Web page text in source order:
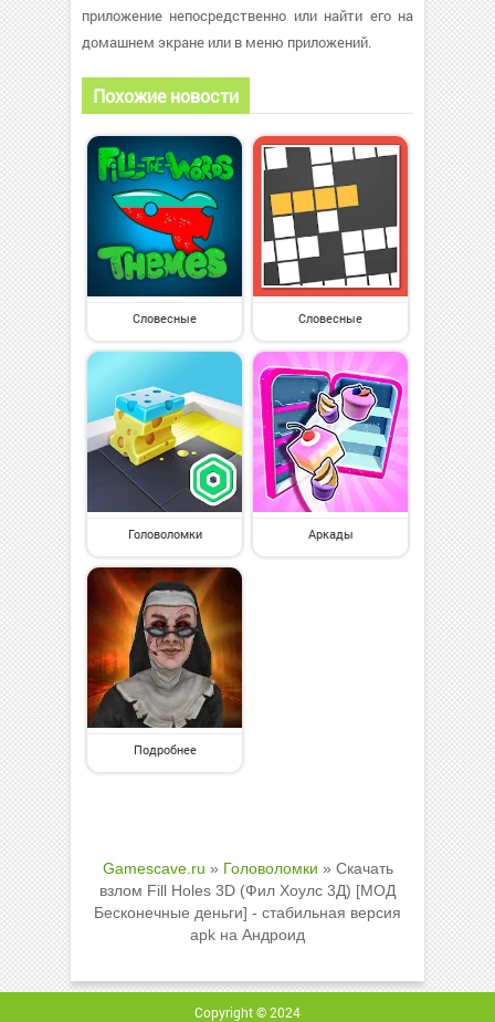
приложение непосредственно или найти его на
домашнем экране или в меню приложений.
Похожие новости
Словесные Словесные
Головоломки Аркады
Подробнее
Gamescave.ru » Головоломки » Скачать
взлом Fill Holes 3D (Фил Хоулс 3Д) [МОД
Бесконечные деньги] - стабильная версия
apk на Андроид
Copyright © 2024